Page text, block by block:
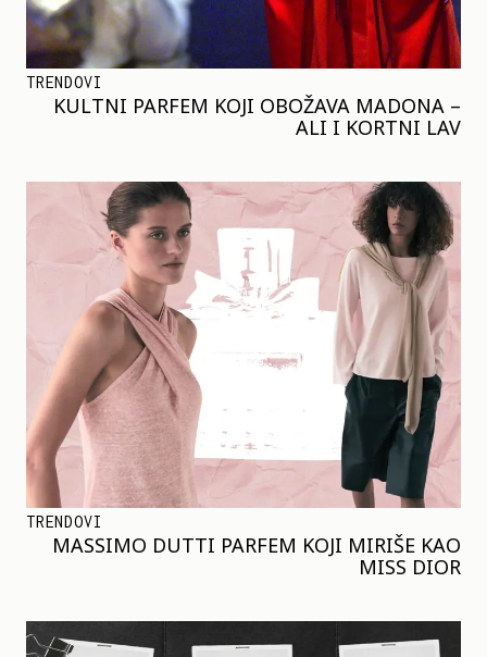
TRENDOVI
KULTNI PARFEM KOJI OBOŽAVA MADONA –
ALI I KORTNI LAV
TRENDOVI
MASSIMO DUTTI PARFEM KOJI MIRIŠE KAO
MISS DIOR